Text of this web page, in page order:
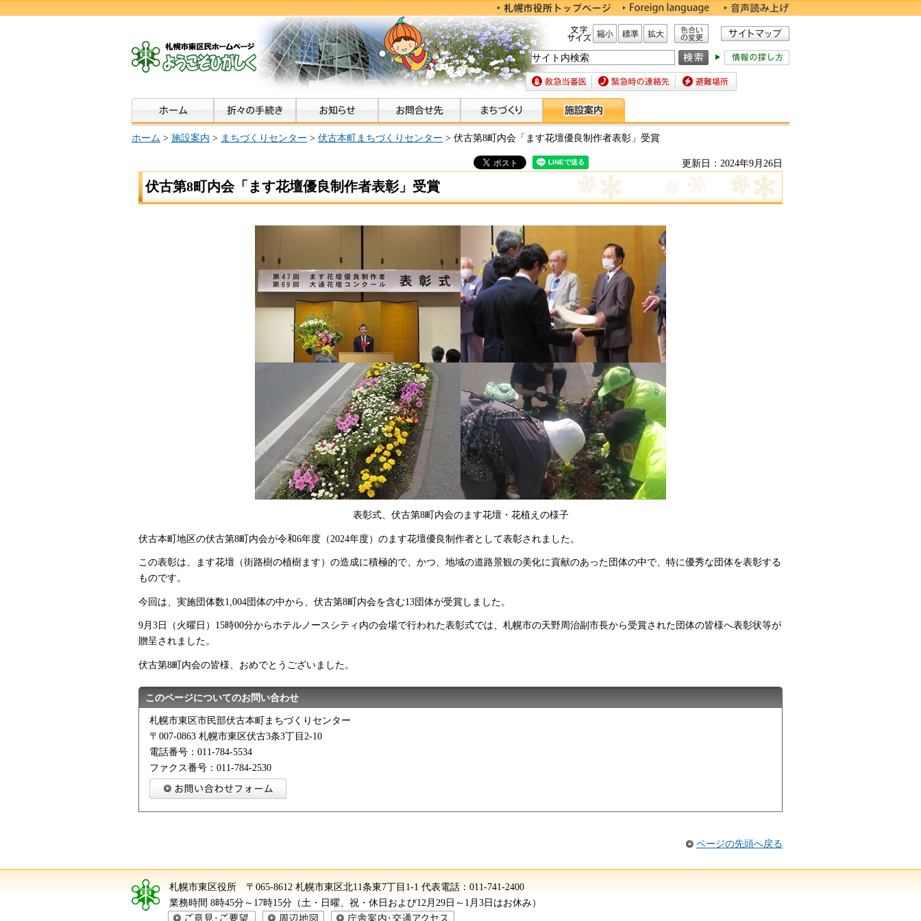
文字サイズ 縮小 標準 拡大
色合いの変更
救急当番医 緊急時の連絡先 避難場所
ホーム > 施設案内 > まちづくりセンター > 伏古本町まちづくりセンター > 伏古第8町内会「ます花壇優良制作者表彰」受賞
更新日：2024年9月26日
伏古第8町内会「ます花壇優良制作者表彰」受賞
表彰式、伏古第8町内会のます花壇・花植えの様子
伏古本町地区の伏古第8町内会が令和6年度（2024年度）のます花壇優良制作者として表彰されました。
この表彰は、ます花壇（街路樹の植樹ます）の造成に積極的で、かつ、地域の道路景観の美化に貢献のあった団体の中で、特に優秀な団体を表彰する
ものです。
今回は、実施団体数1,004団体の中から、伏古第8町内会を含む13団体が受賞しました。
9月3日（火曜日）15時00分からホテルノースシティ内の会場で行われた表彰式では、札幌市の天野周治副市長から受賞された団体の皆様へ表彰状等が
贈呈されました。
伏古第8町内会の皆様、おめでとうございました。
このページについてのお問い合わせ
札幌市東区市民部伏古本町まちづくりセンター
〒007-0863 札幌市東区伏古3条3丁目2-10
電話番号：011-784-5534
ファクス番号：011-784-2530
ページの先頭へ戻る
札幌市東区役所 〒065-8612 札幌市東区北11条東7丁目1-1 代表電話： 011-741-2400
業務時間 8時45分～17時15分（土・日曜、祝・休日および12月29日～1月3日はお休み）
ご意見・ご要望
周辺地図 庁舎案内・交通アクセス